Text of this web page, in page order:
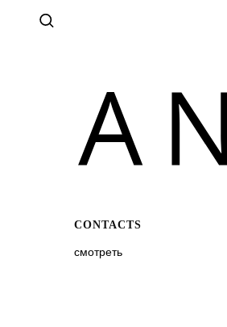
CONTACTS
смотреть